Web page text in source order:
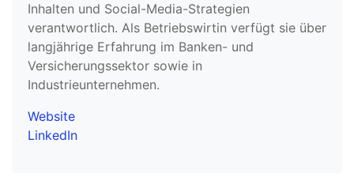
Inhalten und Social-Media-Strategien
verantwortlich. Als Betriebswirtin verfügt sie über
langjährige Erfahrung im Banken- und
Versicherungssektor sowie in
Industrieunternehmen.
Website
LinkedIn